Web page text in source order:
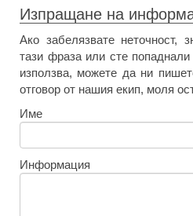
Изпращане на
Ако забелязвате неточност,
тази фраза или сте
използва, можете да ни
отговор от нашия екип, моля
Име
Информация